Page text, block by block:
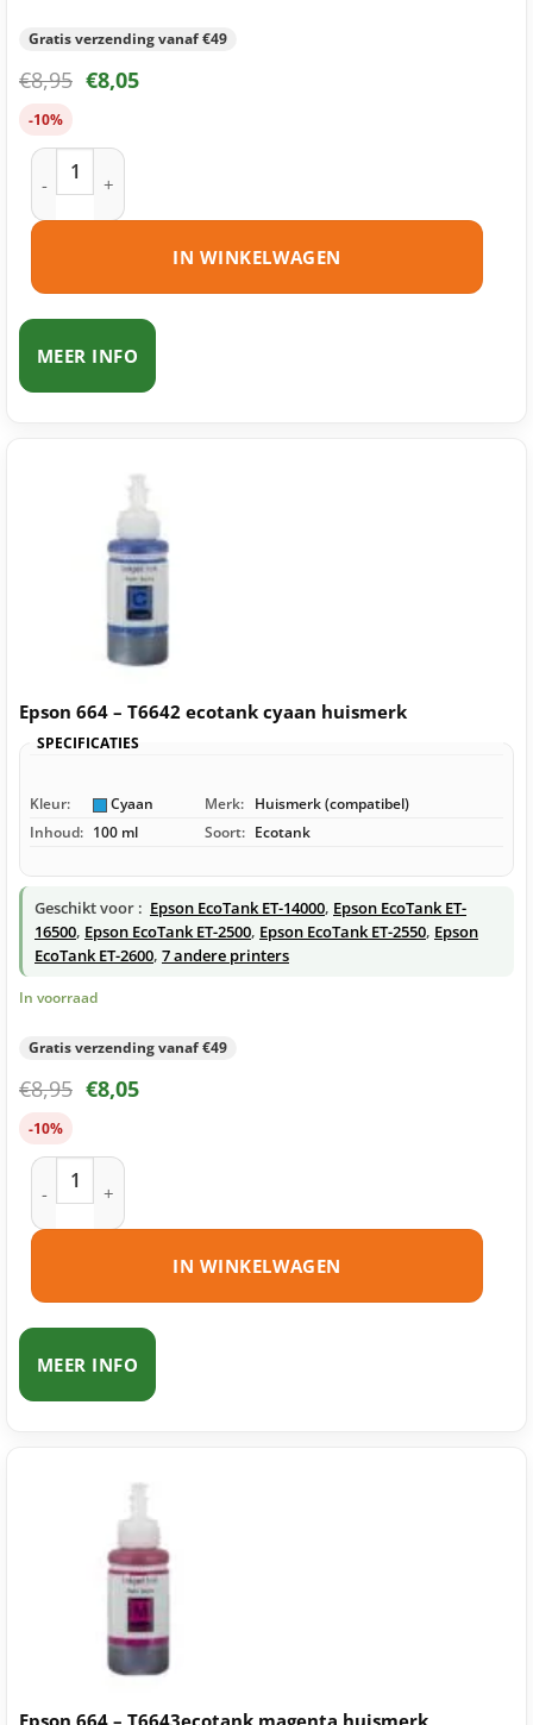
Gratis verzending vanaf €49
€8,95 €8,05
-10%
Epson 664 – T6641 ecotank zwart huismerk aantal
IN WINKELWAGEN
MEER INFO
Epson 664 – T6642 ecotank cyaan huismerk
SPECIFICATIES
Kleur: Cyaan Merk: Huismerk (compatibel)
Inhoud: 100 ml Soort: Ecotank
Geschikt voor : Epson EcoTank ET-14000, Epson EcoTank ET-
16500, Epson EcoTank ET-2500, Epson EcoTank ET-2550, Epson
EcoTank ET-2600, 7 andere printers
In voorraad
Gratis verzending vanaf €49
€8,95 €8,05
-10%
Epson 664 – T6642 ecotank cyaan huismerk aantal
IN WINKELWAGEN
MEER INFO